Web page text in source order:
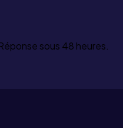
sous 48 heures.